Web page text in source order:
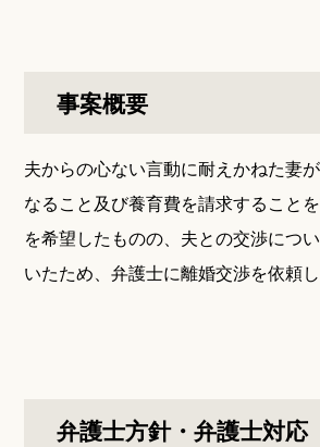
事案概要
夫からの心ない言動に耐えかねた妻
なること及び養育費を請求すること
を希望したものの、夫との交渉につ
いたため、弁護士に離婚交渉を依頼し
弁護士方針・弁護士対応